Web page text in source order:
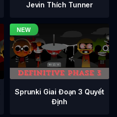
Jevin Thích Tunner
Sprunki Giai Đoạn 3 Quyết
Định